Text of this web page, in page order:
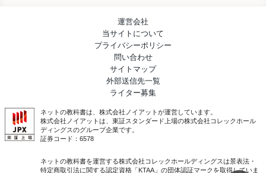
運営会社
当サイトについて
プライバシーポリシー
問い合わせ
サイトマップ
外部送信先一覧
ライター募集
ネットの教科書は、株式会社ノイアットが運営しています。
株式会社ノイアットは、東証スタンダード上場の株式会社コレックホール
ディングスのグループ企業です。
証券コード：6578
ネットの教科書を運営する株式会社コレックホールディングスは景表法・
特定商取引法に関する認定資格「KTAA」の団体認証マークを取得していま